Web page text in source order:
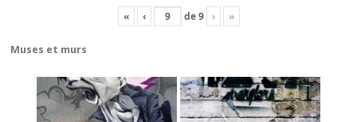
« ‹ de9 › »
Muses et murs